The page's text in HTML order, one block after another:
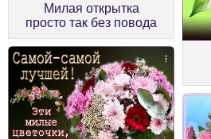
Милая открытка
просто так без повода